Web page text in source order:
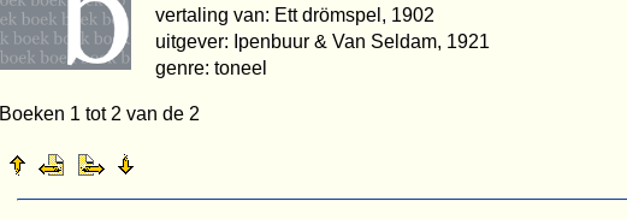
vertaling van: Ett drömspel, 1902
uitgever: Ipenbuur & Van Seldam, 1921
genre: toneel
Boeken 1 tot 2 van de 2